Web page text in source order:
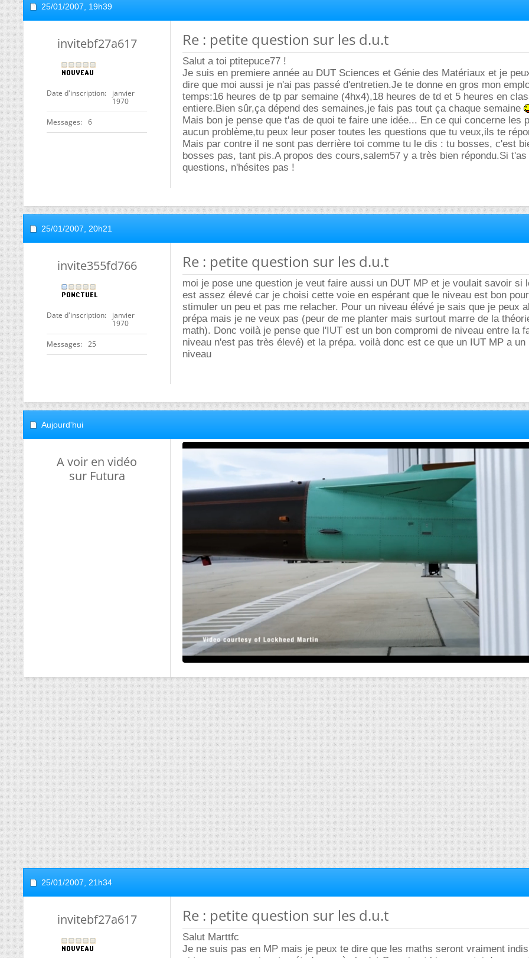
25/01/2007, 19h39
invitebf27a617
Date d'inscription
janvier
1970
Messages 6
Re : petite question sur les d.u.t
Salut a toi ptitepuce77 !
Je suis en premiere année au DUT Sciences et Génie des Matériaux et je
dire que moi aussi je n'ai pas passé d'entretien.Je te donne en gros mon
temps:16 heures de tp par semaine (4hx4),18 heures de td et 5 heures en
entiere.Bien sûr,ça dépend des semaines,je fais pas tout ça chaque semaine
Mais bon je pense que t'as de quoi te faire une idée... En ce qui concerne les
aucun problème,tu peux leur poser toutes les questions que tu veux,ils te
Mais par contre il ne sont pas derrière toi comme tu le dis : tu bosses, c'est
bosses pas, tant pis.A propos des cours,salem57 y a très bien répondu.Si
questions, n'hésites pas !
25/01/2007, 20h21
invite355fd766
Date d'inscription
janvier
1970
Messages 25
Re : petite question sur les d.u.t
moi je pose une question je veut faire aussi un DUT MP et je voulait savoir si
est assez élevé car je choisi cette voie en espérant que le niveau est bon
stimuler un peu et pas me relacher. Pour un niveau élévé je sais que je peux
prépa mais je ne veux pas (peur de me planter mais surtout marre de la
math). Donc voilà je pense que l'IUT est un bon compromi de niveau entre la
niveau n'est pas très élevé) et la prépa. voilà donc est ce que un IUT MP a un
niveau
Aujourd'hui
A voir en vidéo
sur Futura
25/01/2007, 21h34
invitebf27a617 Re : petite question sur les d.u.t
Salut Marttfc
Je ne suis pas en MP mais je peux te dire que les maths seront vraiment